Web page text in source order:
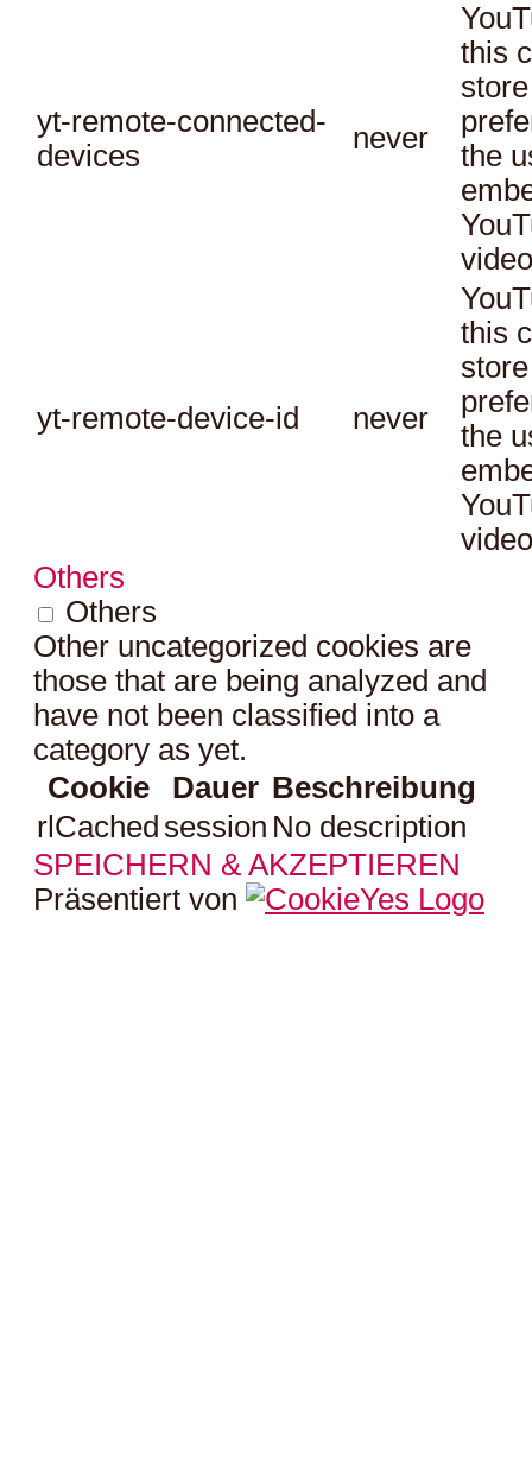
yt-remote-connected-
devices
never
this
the
yt-remote-device-id never
this
the
Others
Others
Other uncategorized cookies are
those that are being analyzed and
have not been classified into a
category as yet.
Cookie
Dauer Beschreibung
rlCached session No description
SPEICHERN & AKZEPTIEREN
Präsentiert von